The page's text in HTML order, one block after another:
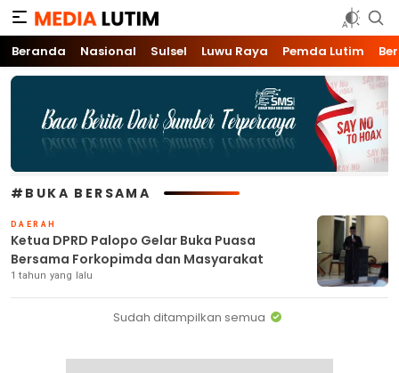
Media Lutim
Info untuk Lutim
Beranda Nasional Sulsel Luwu Raya Pemda Lutim
#BUKA BERSAMA
DAERAH
Ketua DPRD Palopo Gelar Buka Puasa
Bersama Forkopimda dan Masyarakat
1 tahun yang lalu
Sudah ditampilkan semua